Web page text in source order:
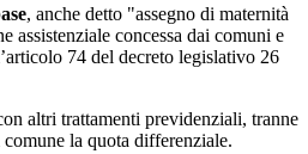
, anche detto "assegno di maternità
assistenziale concessa dai comuni e
74 del decreto legislativo 26
altri trattamenti previdenziali, tranne
la quota differenziale.